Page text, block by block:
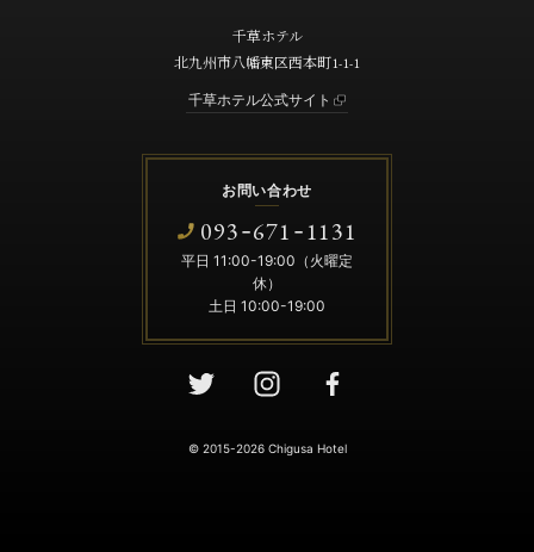
千草ホテル
北九州市八幡東区西本町1-1-1
千草ホテル公式サイト
お問い合わせ
093-671 -1131
平日 11:00-19:00（火曜定
休）
土日 10:00-19:00
© 2015-2026 Chigusa Hotel